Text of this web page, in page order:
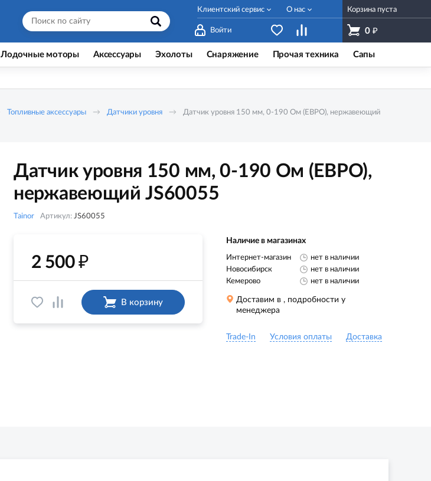
Войти
Корзина пуста
0 ₽
Клиентский сервис О нас
Лодочные моторы Аксессуары Эхолоты Снаряжение Прочая техника Сапы
Топливные аксессуары Датчики уровня
Датчик уровня 150 мм, 0-190 Ом (ЕВРО), нержавеющий
Датчик уровня 150 мм, 0-190 Ом (ЕВРО),
нержавеющий JS60055
Tainor Артикул: JS60055
2 500₽
В корзину
Наличие в магазинах
Интернет-магазин
нет в наличии
Новосибирск
нет в наличии
Кемерово
нет в наличии
Доставим в , подробности у
менеджера
Trade-In Условия оплаты Доставка